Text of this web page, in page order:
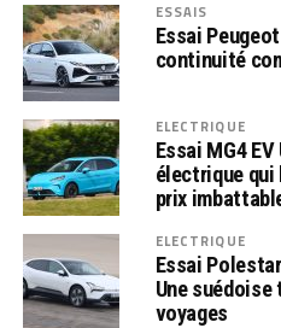
ESSAIS
Essai
continuité
ELECTRIQUE
Essai MG4
électrique
prix
ELECTRIQUE
Essai
Une
voyages